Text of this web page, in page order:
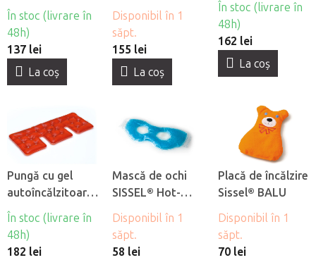
răcire caldă
În stoc (livrare în
48h)
137 lei
La coş
SISSEL® Hot-
Cold-Soft-Pack
Disponibil în 1
săpt.
155 lei
La coş
SISSEL® Linum
Anatomic
În stoc (livrare în
48h)
162 lei
La coş
Pungă cu gel
autoîncălzitoare
SISSEL® Therm
În stoc (livrare în
48h)
182 lei
Mască de ochi
SISSEL® Hot-
Cold Pearl Eye
Mask
Disponibil în 1
săpt.
58 lei
Placă de încălzire
Sissel® BALU
Disponibil în 1
săpt.
70 lei